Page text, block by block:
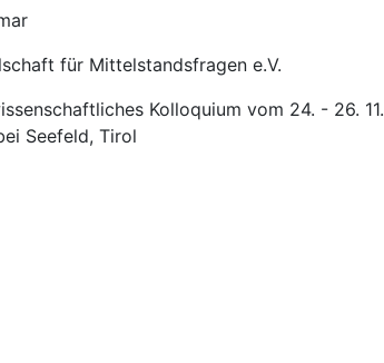
für Mittelstandsfragen e.V.
Kolloquium vom 24. - 26. 11.
Seefeld, Tirol